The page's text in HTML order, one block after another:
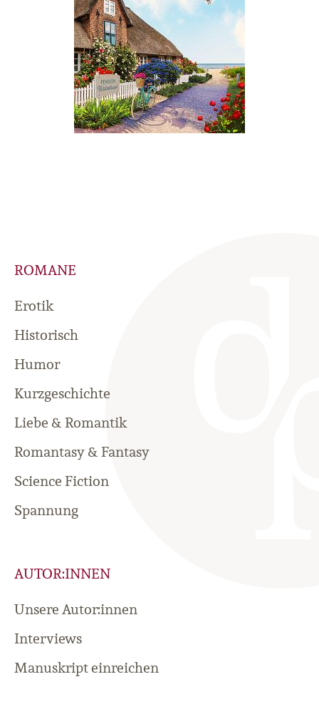
ROMANE
Erotik
Historisch
Humor
Kurzgeschichte
Liebe & Romantik
Romantasy & Fantasy
Science Fiction
Spannung
AUTOR:INNEN
Unsere Autor:innen
Interviews
Manuskript einreichen